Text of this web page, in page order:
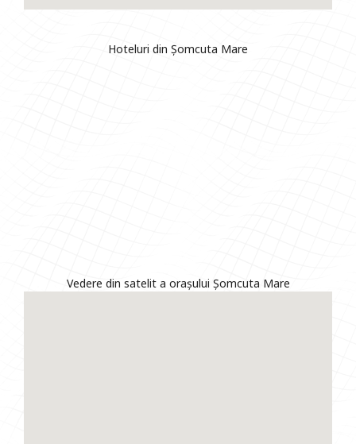
Hoteluri din Șomcuta Mare
Vedere din satelit a orașului Șomcuta Mare